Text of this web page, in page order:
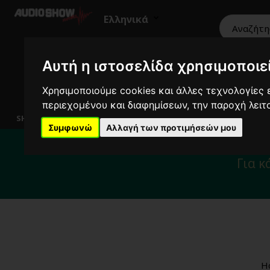
Αυτή η ιστοσελίδα
Χρησιμοποιούμε cookies και άλλες τεχνολογίες
περιεχομένου και διαφημίσεων, την παροχή
Συμφωνώ Αλλαγή των προτιμήσεών μου
Ελληνικά
SHOWROOM
HiFi Ηχεία Εικόνα Επαγγελματικά
Για το διάστημα
Για